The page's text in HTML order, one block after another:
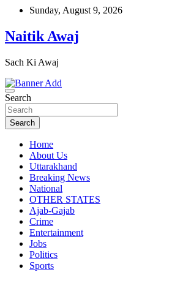
Skip
content
Sunday, August 9, 2026
Naitik Awaj
Sach Ki Awaj
Search
Search
Home
About Us
Uttarakhand
Breaking News
National
OTHER STATES
Ajab-Gajab
Crime
Entertainment
Jobs
Politics
Sports